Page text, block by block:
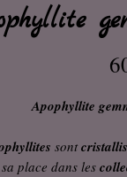
Apophyllite
sont
place dans les